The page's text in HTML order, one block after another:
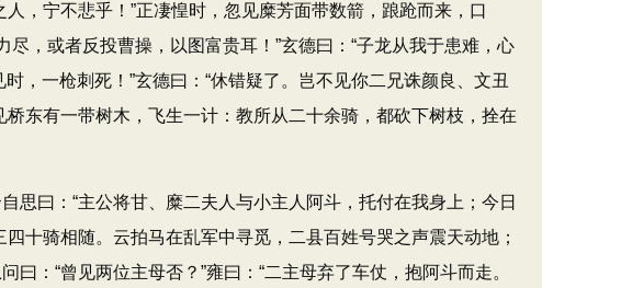
，宁不悲乎！”正凄惶时，忽见糜芳面带数箭，踉跄而来，口
尽，或者反投曹操，以图富贵耳！”玄德曰：“子龙从我于患难，心
，一枪刺死！”玄德曰：“休错疑了。岂不见你二兄诛颜良、文丑
东有一带树木，飞生一计：教所从二十余骑，都砍下树枝，拴在
曰：“主公将甘、糜二夫人与小主人阿斗，托付在我身上；今日
十骑相随。云拍马在乱军中寻觅，二县百姓号哭之声震天动地；
：“曾见两位主母否？”雍曰：“二主母弃了车仗，抱阿斗而走。